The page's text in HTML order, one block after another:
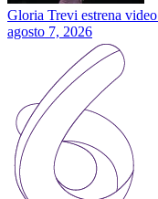
Gloria Trevi estrena
agosto 7, 2026